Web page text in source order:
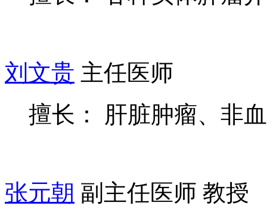
刘文贵 主任医师
擅长： 肝脏肿瘤、非
张元朝 副主任医师 教授